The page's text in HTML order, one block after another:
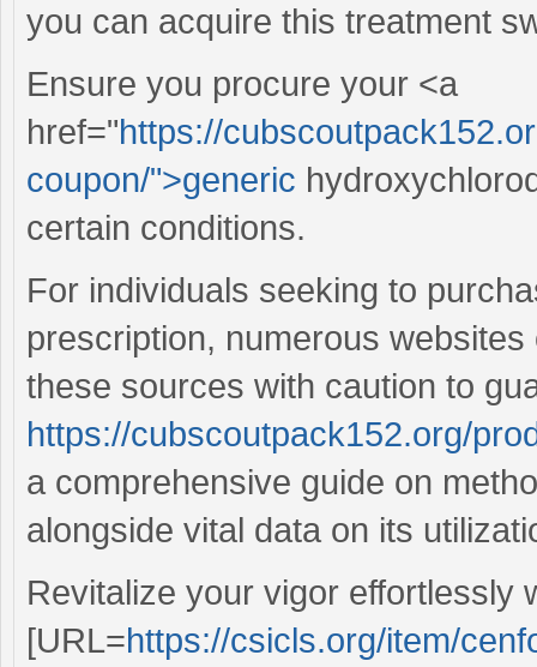
you can acquire this treatment
Ensure you procure your <a
href="https://
coupon/">generic
certain conditions.
For individuals seeking to
prescription, numerous
these sources with caution to
https://cubscoutpack152.org/
a comprehensive guide on
alongside vital data on its
Revitalize your vigor effortlessly
[URL=https://csicls.org/item/